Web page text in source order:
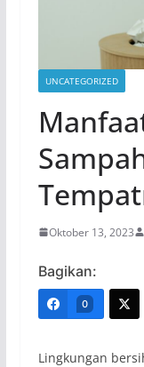
UNCATEGORIZED
Oktober 13, 2023
Bagikan:
0
Lingkungan